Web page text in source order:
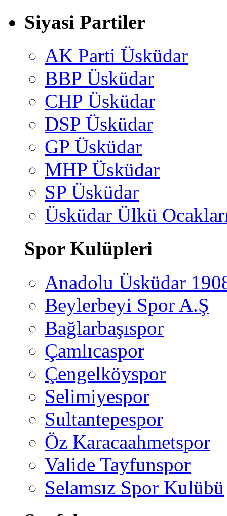
Siyasi Partiler
AK Parti Üsküdar
BBP Üsküdar
CHP Üsküdar
DSP Üsküdar
GP Üsküdar
MHP Üsküdar
SP Üsküdar
Üsküdar Ülkü
Spor Kulüpleri
Anadolu Üsküdar
Beylerbeyi Spor A.Ş
Bağlarbaşıspor
Çamlıcaspor
Çengelköyspor
Selimiyespor
Sultantepespor
Öz Karacaahmetspor
Valide Tayfunspor
Selamsız Spor Kulübü